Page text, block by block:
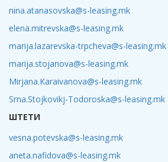
nina.atanasovska@s-leasing.mk
elena.mitrevska@s-leasing.mk
marija.lazarevska-trpcheva@s-leasing.mk
marija.stojanova@s-leasing.mk
Mirjana.Karaivanova@s-leasing.mk
Srna.Stojkovikj-Todoroska@s-leasing.mk
ШТЕТИ
vesna.potevska@s-leasing.mk
aneta.nafidova@s-leasing.mk